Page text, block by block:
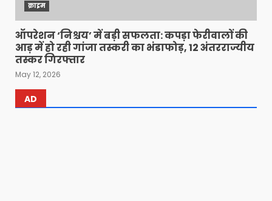
क्राइम
ऑपरेशन ‘निश्चय’ में बड़ी सफलता: कपड़ा फेरीवालों की
आड़ में हो रही गांजा तस्करी का भंडाफोड़, 12 अंतरराज्यीय
तस्कर गिरफ्तार
May 12, 2026
AD